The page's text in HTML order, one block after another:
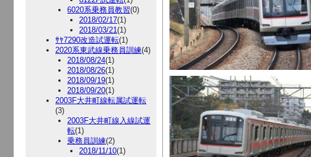
6020系乗務員教習(0)
2018/02/17(1)
2018/03/21(1)
ｻﾔ7290改造試運転(1)
2020系東武線乗務員訓練(4)
2018/08/24(1)
2018/08/26(1)
2018/09/19(1)
2018/09/20(1)
2003F大井町線転属試運転
(3)
2003F大井町線入線試運
転(1)
乗務員訓練(2)
2018/11/10(1)